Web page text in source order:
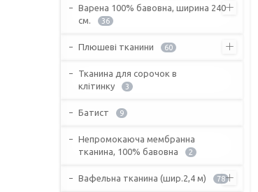
Варена 100% бавовна, ширина 240
см.
36
Плюшеві тканини 60
Тканина для сорочок в
клітинку
3
Батист 9
Непромокаюча мембранна
тканина, 100% бавовна
2
Вафельна тканина (шир.2,4 м) 78